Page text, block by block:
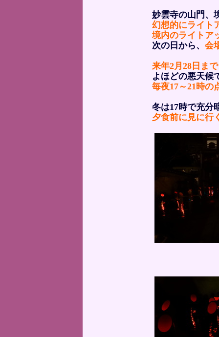
妙雲寺の山門、
幻想的にライト
境内のライトア
次の日から、 会
来年2月28日まで
よほどの悪天候
毎夜17～21時の
冬は17時で充分
夕食前に見に行